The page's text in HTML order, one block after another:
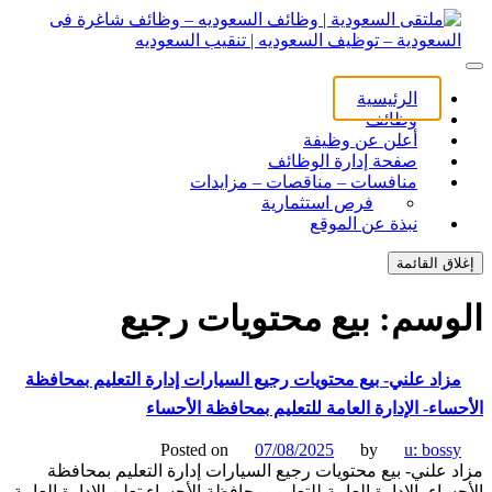
السعودية | وظائف السعوديه – وظائف شاغرة فى
– توظيف السعوديه | تنقيب السعوديه
السعودية | وظائف السعوديه – وظائف شاغرة فى السعودية –
السعوديه | تنقيب السعوديه
الرئيسية
وظائف
أعلن عن وظيفة
صفحة إدارة الوظائف
منافسات – مناقصات – مزايدات
فرص استثمارية
نبذة عن الموقع
القائمة
بيع محتويات رجيع
علني- بيع محتويات رجيع السيارات إدارة التعليم بمحافظة
الإدارة العامة للتعليم بمحافظة الأحساء
Posted on 07/08/2025 by
u:
علني- بيع محتويات رجيع السيارات إدارة التعليم بمحافظة